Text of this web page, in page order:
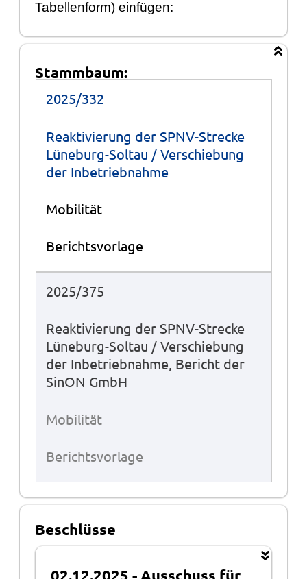
Tabellenform) einfügen:
Stammbaum:
2025/332
Reaktivierung der SPNV-Strecke
Lüneburg-Soltau / Verschiebung
der Inbetriebnahme
Mobilität
Berichtsvorlage
2025/375
Reaktivierung der SPNV-Strecke
Lüneburg-Soltau / Verschiebung
der Inbetriebnahme, Bericht der
SinON GmbH
Mobilität
Berichtsvorlage
Beschlüsse
02.12.2025 -Ausschuss für